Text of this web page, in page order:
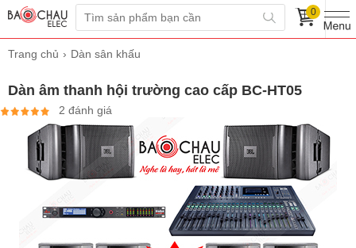
0
Trang chủ Dàn sân khấu
Dàn âm thanh hội trường cao cấp BC-HT05
2 đánh giá